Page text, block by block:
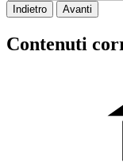
Indietro Avanti
Contenuti